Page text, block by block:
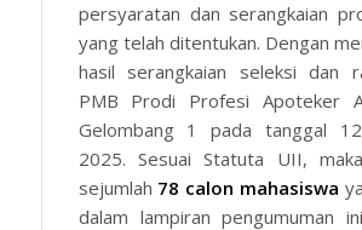
persyaratan dan serangkaian
yang telah ditentukan. Dengan
hasil serangkaian seleksi dan
PMB Prodi Profesi Apoteker
Gelombang 1 pada tanggal
2025. Sesuai Statuta UII,
sejumlah 78 calon mahasiswa
dalam lampiran pengumuman